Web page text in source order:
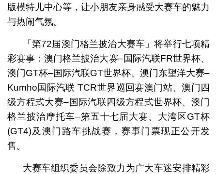
版模特儿中心等，让小朋友亲身感受大赛车的魅力
与热闹气氛。
「第72届澳门格兰披治大赛车」将举行七项精
彩赛事：澳门格兰披治大赛–国际汽联FR世界杯、
澳门GT杯–国际汽联GT世界杯、澳门东望洋大赛–
Kumho国际汽联 TCR世界巡回赛澳门站、澳门四
级方程式大赛–国际汽联四级方程式世界杯、澳门
格兰披治摩托车–第五十七届大赛、大湾区GT杯
(GT4)及澳门路车挑战赛，赛事门票现正公开发
售。
大赛车组织委员会除致力为广大车迷安排精彩